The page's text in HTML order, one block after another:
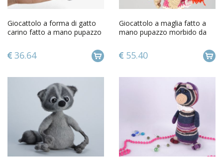
Giocattolo a forma di gatto
carino fatto a mano pupazzo
36.64
Giocattolo a maglia fatto a
mano pupazzo morbido da
55.40